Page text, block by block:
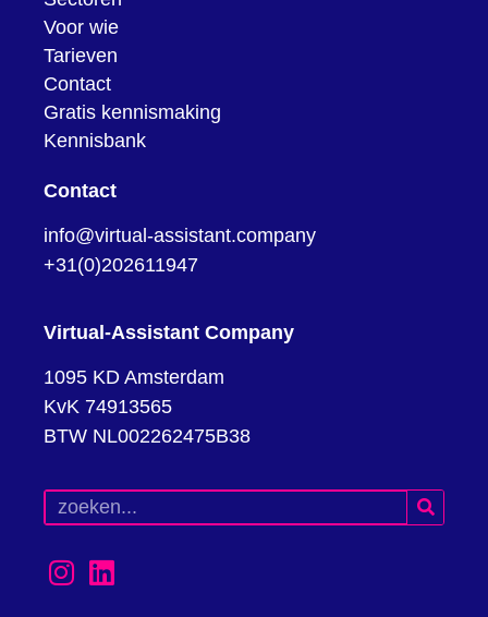
Voor wie
Tarieven
Contact
Gratis kennismaking
Kennisbank
Contact
info@virtual-assistant.company
+31(0)202611947
Virtual-Assistant Company
1095 KD Amsterdam
KvK 74913565
BTW NL002262475B38